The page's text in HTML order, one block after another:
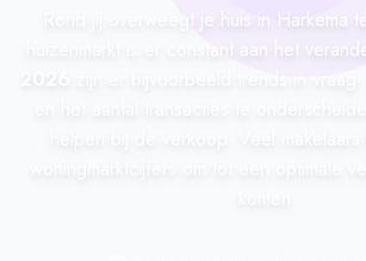
Rond jij overweegt je huis in Harkema
huizenmarkt is er constant aan het